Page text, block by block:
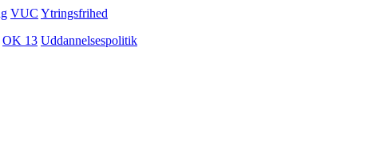
VUC Ytringsfrihed
OK 13 Uddannelsespolitik